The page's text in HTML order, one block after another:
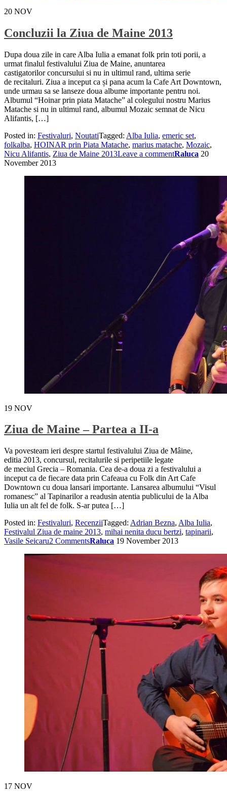
20 NOV
Concluzii la Ziua de Maine 2013
Dupa doua zile in care Alba Iulia a emanat folk prin toti porii, a
urmat finalul festivalului Ziua de Maine, anuntarea
castigatorilor concursului si nu in ultimul rand, ultima serie
de recitaluri. Ziua a inceput ca și pana acum la Cafe Art Downtown,
unde urmau sa se lanseze doua albume importante pentru noi.
Albumul “Hoinar prin piata Matache” al colegului nostru Marius
Matache si nu in ultimul rand, albumul Mozaic semnat de Nicu
Alifantis, […]
Posted in: Festivaluri, NoutatiTagged: Alba Iulia, emeric set,
folkalba, HOINAR prin Piata Matache, marius matache, Mozaic,
Nicu Alifantis, Ziua de Maine 2013Leave a commentRaluca 20
November 2013
19 NOV
Ziua de Maine – Partea a II-a
Va povesteam ieri despre startul festivalului Ziua de Mâine,
editia 2013, concursul, recitalurile si peripetiile legate
de meciul Grecia – Romania. Cea de-a doua zi a festivalului a
inceput ca de fiecare data prin Cafeaua cu Folk din Art Cafe
Downtown cu doua lansari importante. Lansarea albumului “Visul
romanesc” al Tapinarilor a readusin atentia publicului de la Alba
Iulia un alt fel de folk. S-ar putea […]
Posted in: Festivaluri, RecenziiTagged: Adrian Bezna, Alba Iulia,
Festivalul Ziua de maine 2013, mihai nenita ducu bertzi, tapinarii,
Vasile Seicaru2 CommentsRaluca 19 November 2013
17 NOV